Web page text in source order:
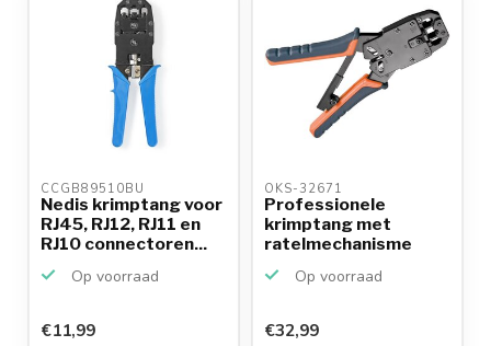
CCGB89510BU
Nedis krimptang voor
RJ45, RJ12, RJ11 en
RJ10 connectoren...
Op voorraad
€11,99
OKS-32671
Professionele
krimptang met
ratelmechanisme
Op voorraad
€32,99